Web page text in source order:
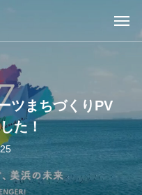
ツまちづくりPV
た！